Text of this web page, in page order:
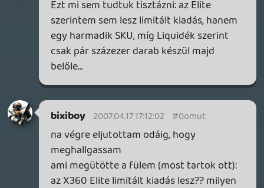
játék. Pl pop2-ben 🙂 amikor a aktiválni
kell az egyik tornyot vagy mit, hosszú
küzdelemmel eljutsz a helyig, de
rosszidőben...hát ki gondolta volna,
megjelenik dahaka, húzhatsz vissza, úgy,
hogy utána meg dahaka lohol. Nekem van
türelmem hozzá 😛
Kenny 2007.04.16 23:40:55 #0omup
Nem bántás miatt írtam! 😉 Peace!
antaru 2007.04.16 23:37:57
antaru 2007.04.16 23:37:57 #0omuo